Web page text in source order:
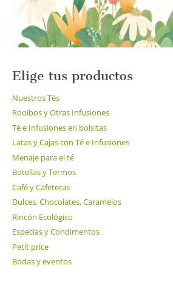
Elige tus productos
Nuestros Tés
Rooibos y Otras Infusiones
Té e Infusiones en bolsitas
Latas y Cajas con Té e Infusiones
Menaje para el té
Botellas y Termos
Café y Cafeteras
Dulces, Chocolates, Caramelos
Rincón Ecológico
Especias y Condimentos
Petit price
Bodas y eventos